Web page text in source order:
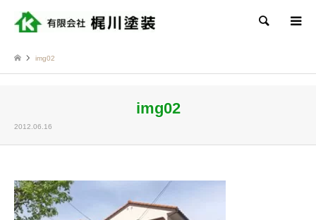
検索
img02
img02
2012.06.16